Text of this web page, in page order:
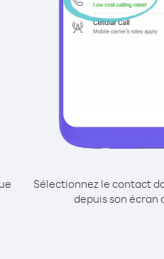
Sélectionnez le contact
depuis son écran